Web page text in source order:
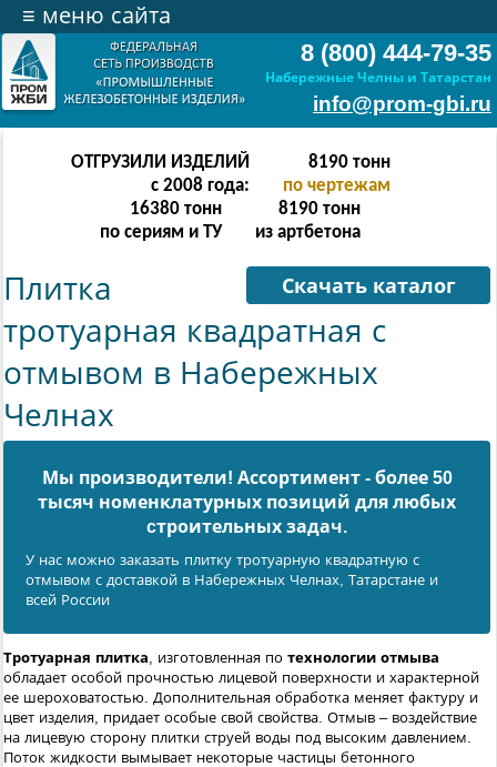
8 (800) 444-79-35
Набережные Челны и Татарстан
info@prom-gbi.ru
≡ меню сайта
ОТГРУЗИЛИ ИЗДЕЛИЙ
с 2008 года:
16382тонн
по чертежам
32764 тонн
по сериям и ТУ
16382 тонн
из артбетона
Скачать каталог
Плитка
тротуарная квадратная с
отмывом в Набережных
Челнах
Мы производители! Ассортимент - более 50
тысяч номенклатурных позиций для любых
cтроительных задач.
У нас можно заказать плитку тротуарную квадратную с
отмывом с доставкой в Набережных Челнах, Татарстане и
всей России
Тротуарная плитка, изготовленная по технологии отмыва
обладает особой прочностью лицевой поверхности и характерной
ее шероховатостью. Дополнительная обработка меняет фактуру и
цвет изделия, придает особые свой свойства. Отмыв – воздействие
на лицевую сторону плитки струей воды под высоким давлением.
Поток жидкости вымывает некоторые частицы бетонного